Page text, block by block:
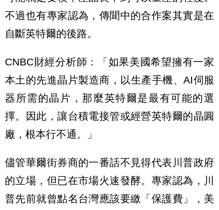
不過也有專家認為，傳聞中的合作案其實是在
自斷英特爾的後路。
CNBC財經分析師：「如果美國希望擁有一家
本土的先進晶片製造商，以生產手機、AI伺服
器所需的晶片，那麼英特爾是最有可能的選
擇。因此，讓台積電接管或經營英特爾的晶圓
廠，根本行不通。」
儘管華爾街券商的一番話不見得代表川普政府
的立場，但已在市場火速發酵。專家認為，川
普先前就曾點名台灣應該要繳「保護費」，美